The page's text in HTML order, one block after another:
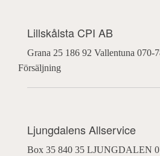
Lillskålsta CPI AB
Grana 25 186 92 Vallentuna 070-
Försäljning
Ljungdalens Allservice
Box 35 840 35 LJUNGDALEN